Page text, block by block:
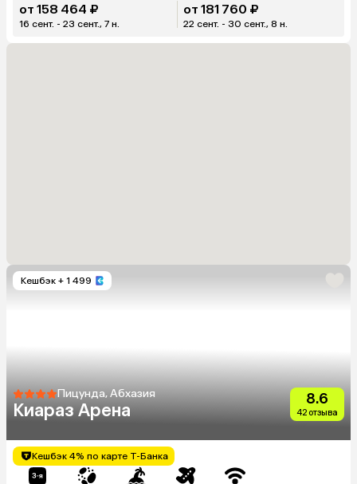
от 158 464 ₽
16 сент. - 23 сент., 7 н.
от 181 760 ₽
22 сент. - 30 сент., 8 н.
Кешбэк + 1 499
Пицунда, Абхазия
Киараз Арена
8.6
42 отзыва
Кешбэк 4% по карте Т-Банка